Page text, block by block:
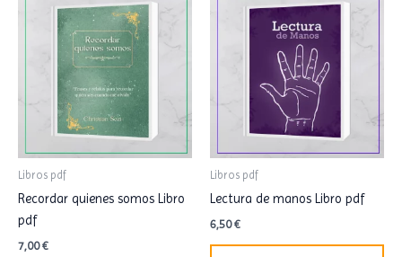
Libros pdf
Recordar quienes somos Libro
pdf
7,00€
Libros pdf
Lectura de manos Libro pdf
6,50€